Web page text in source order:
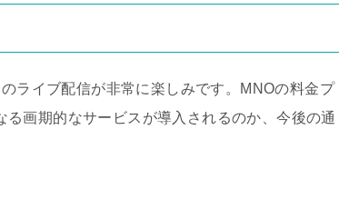
ライブ配信が非常に楽しみです。MNOの料金プ
画期的なサービスが導入されるのか、今後の通